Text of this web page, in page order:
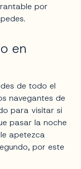
por
en
de todo el
navegantes de
para visitar si
pasar la noche
apetezca
por este